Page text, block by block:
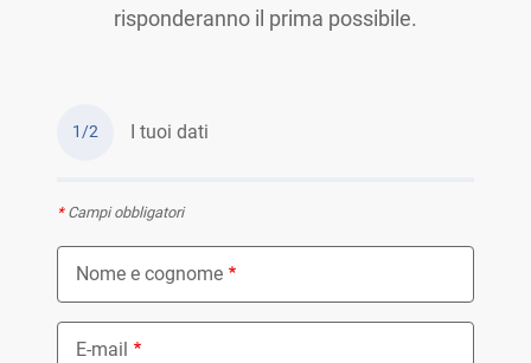
risponderanno il prima possibile.
1/2 I tuoi dati
*Campi obbligatori
Nome e cognome
E-mail